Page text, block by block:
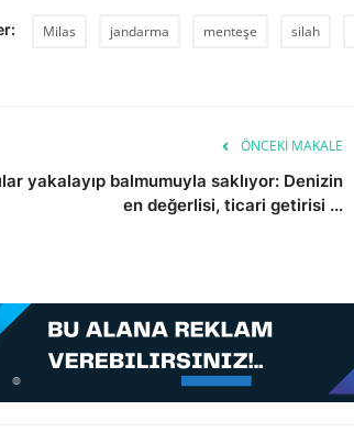
Milas jandarma menteşe silah
ÖNCEKI MAKALE
yakalayıp balmumuyla saklıyor: Denizin
en değerlisi, ticari getirisi ...